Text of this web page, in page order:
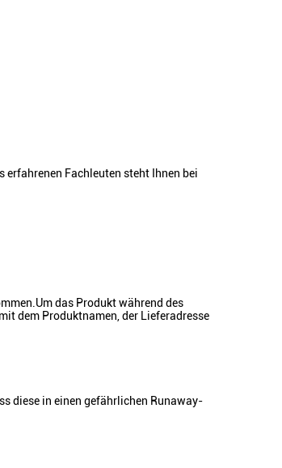
erfahrenen Fachleuten steht Ihnen bei
das Produkt während des
dem Produktnamen, der Lieferadresse
diese in einen gefährlichen Runaway-